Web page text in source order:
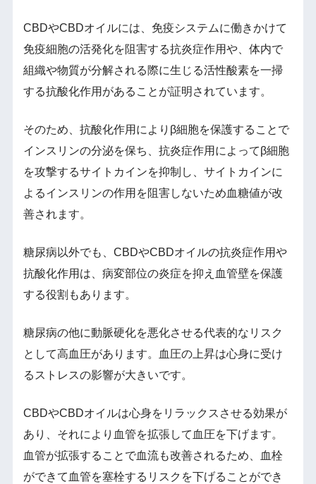
CBDやCBDオイルには、免疫システムに働きかけて
免疫細胞の活発化を阻害する抗炎症作用や、体内で
組織や物質が分解される際に生じる活性酸素を一掃
する抗酸化作用があることが証明されています。
そのため、抗酸化作用によりβ細胞を保護することで
インスリンの分泌を保ち、抗炎症作用によってβ細胞
を攻撃するサイトカインを抑制し、サイトカインに
よるインスリンの作用を阻害しないため血糖値が改
善されます。
糖尿病以外でも、CBDやCBDオイルの抗炎症作用や
抗酸化作用は、病変部位の炎症を抑え血管壁を保護
する役割もあります。
糖尿病の他に動脈硬化を悪化させる代表的なリスク
として高血圧があります。血圧の上昇は心身に受け
るストレスの影響が大きいです。
CBDやCBDオイルは心身をリラックスさせる効果が
あり、それにより血管を拡張して血圧を下げます。
血管が拡張することで血流も改善されるため、血栓
ができて血管を塞栓するリスクを下げることができ